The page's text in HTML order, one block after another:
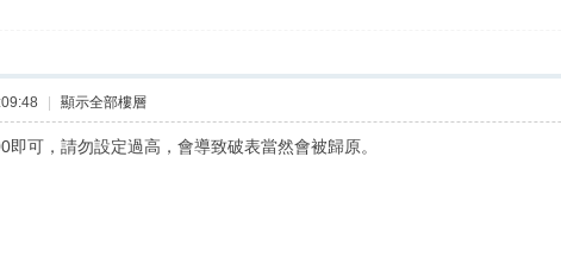
| 顯示全部樓層
即可，請勿設定過高，會導致破表當然會被歸原。